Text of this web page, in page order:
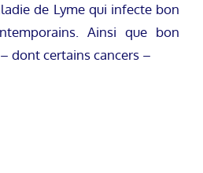
de Lyme qui infecte bon
Ainsi que bon
dont certains cancers –